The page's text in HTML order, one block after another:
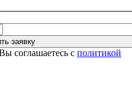
соглашаетесь с политикой